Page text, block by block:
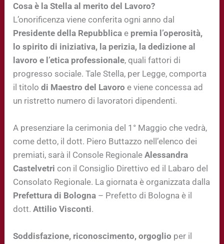
Cosa è la Stella al merito del Lavoro?
L’onorificenza viene conferita ogni anno dal
Presidente della Repubblica e premia l’operosità,
lo spirito di iniziativa, la perizia, la dedizione al
lavoro e l’etica professionale, quali fattori di
progresso sociale. Tale Stella, per Legge, comporta
il titolodi Maestro del Lavoro e viene concessa ad
un ristretto numero di lavoratori dipendenti.
A presenziare la cerimonia del 1° Maggio che vedrà,
come detto, il dott. Piero Buttazzo nell’elenco dei
premiati, sarà il Console RegionaleAlessandra
Castelvetri con il Consiglio Direttivo ed il Labaro del
Consolato Regionale. La giornata è organizzata dalla
Prefettura di Bologna – Prefetto di Bologna è il
dott.Attilio Visconti.
Soddisfazione, riconoscimento, orgoglio per il